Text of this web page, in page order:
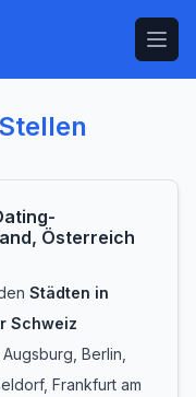
Österreich
Städten in
Schweiz
Berlin,
Frankfurt am